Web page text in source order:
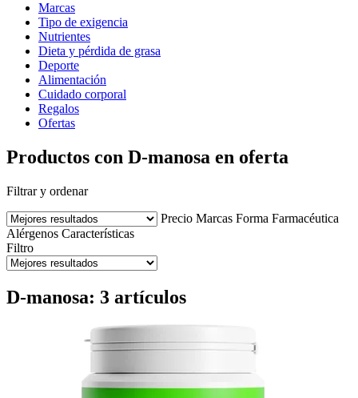
Marcas
Tipo de exigencia
Nutrientes
Dieta y pérdida de grasa
Deporte
Alimentación
Cuidado corporal
Regalos
Ofertas
Productos con D-manosa en oferta
Filtrar y ordenar
Precio Marcas Forma Farmacéutica
Alérgenos Características
Filtro
D-manosa: 3 artículos